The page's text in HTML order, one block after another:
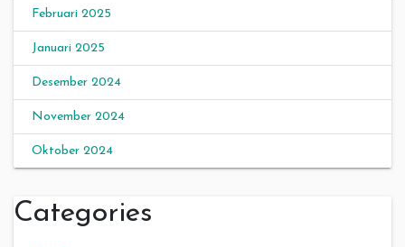
Februari 2025
Januari 2025
Desember 2024
November 2024
Oktober 2024
Categories